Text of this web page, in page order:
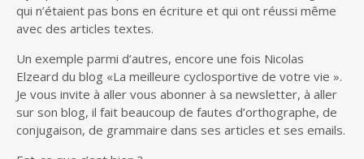
qui n’étaient pas bons en écriture et qui ont réussi même
avec des articles textes.
Un exemple parmi d’autres, encore une fois Nicolas
Elzeard du blog «La meilleure cyclosportive de votre vie ».
Je vous invite à aller vous abonner à sa newsletter, à aller
sur son blog, il fait beaucoup de fautes d’orthographe, de
conjugaison, de grammaire dans ses articles et ses emails.